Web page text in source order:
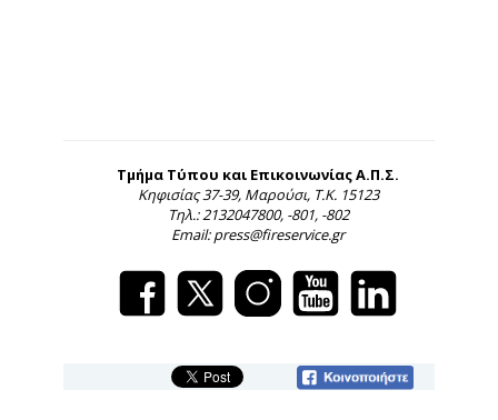
Τμήμα Τύπου και Επικοινωνίας Α.Π.Σ.
Κηφισίας 37-39, Μαρούσι, Τ.Κ. 15123
Τηλ.: 2132047800, -801, -802
Email: press@fireservice.gr